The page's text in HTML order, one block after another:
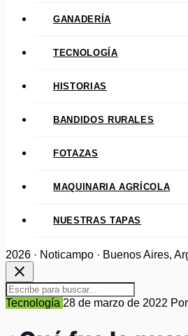
GANADERÍA
TECNOLOGÍA
HISTORIAS
BANDIDOS RURALES
FOTAZAS
MAQUINARIA AGRÍCOLA
NUESTRAS TAPAS
2026 · Noticampo · Buenos Aires,
close
Tecnología 28 de marzo de 2022